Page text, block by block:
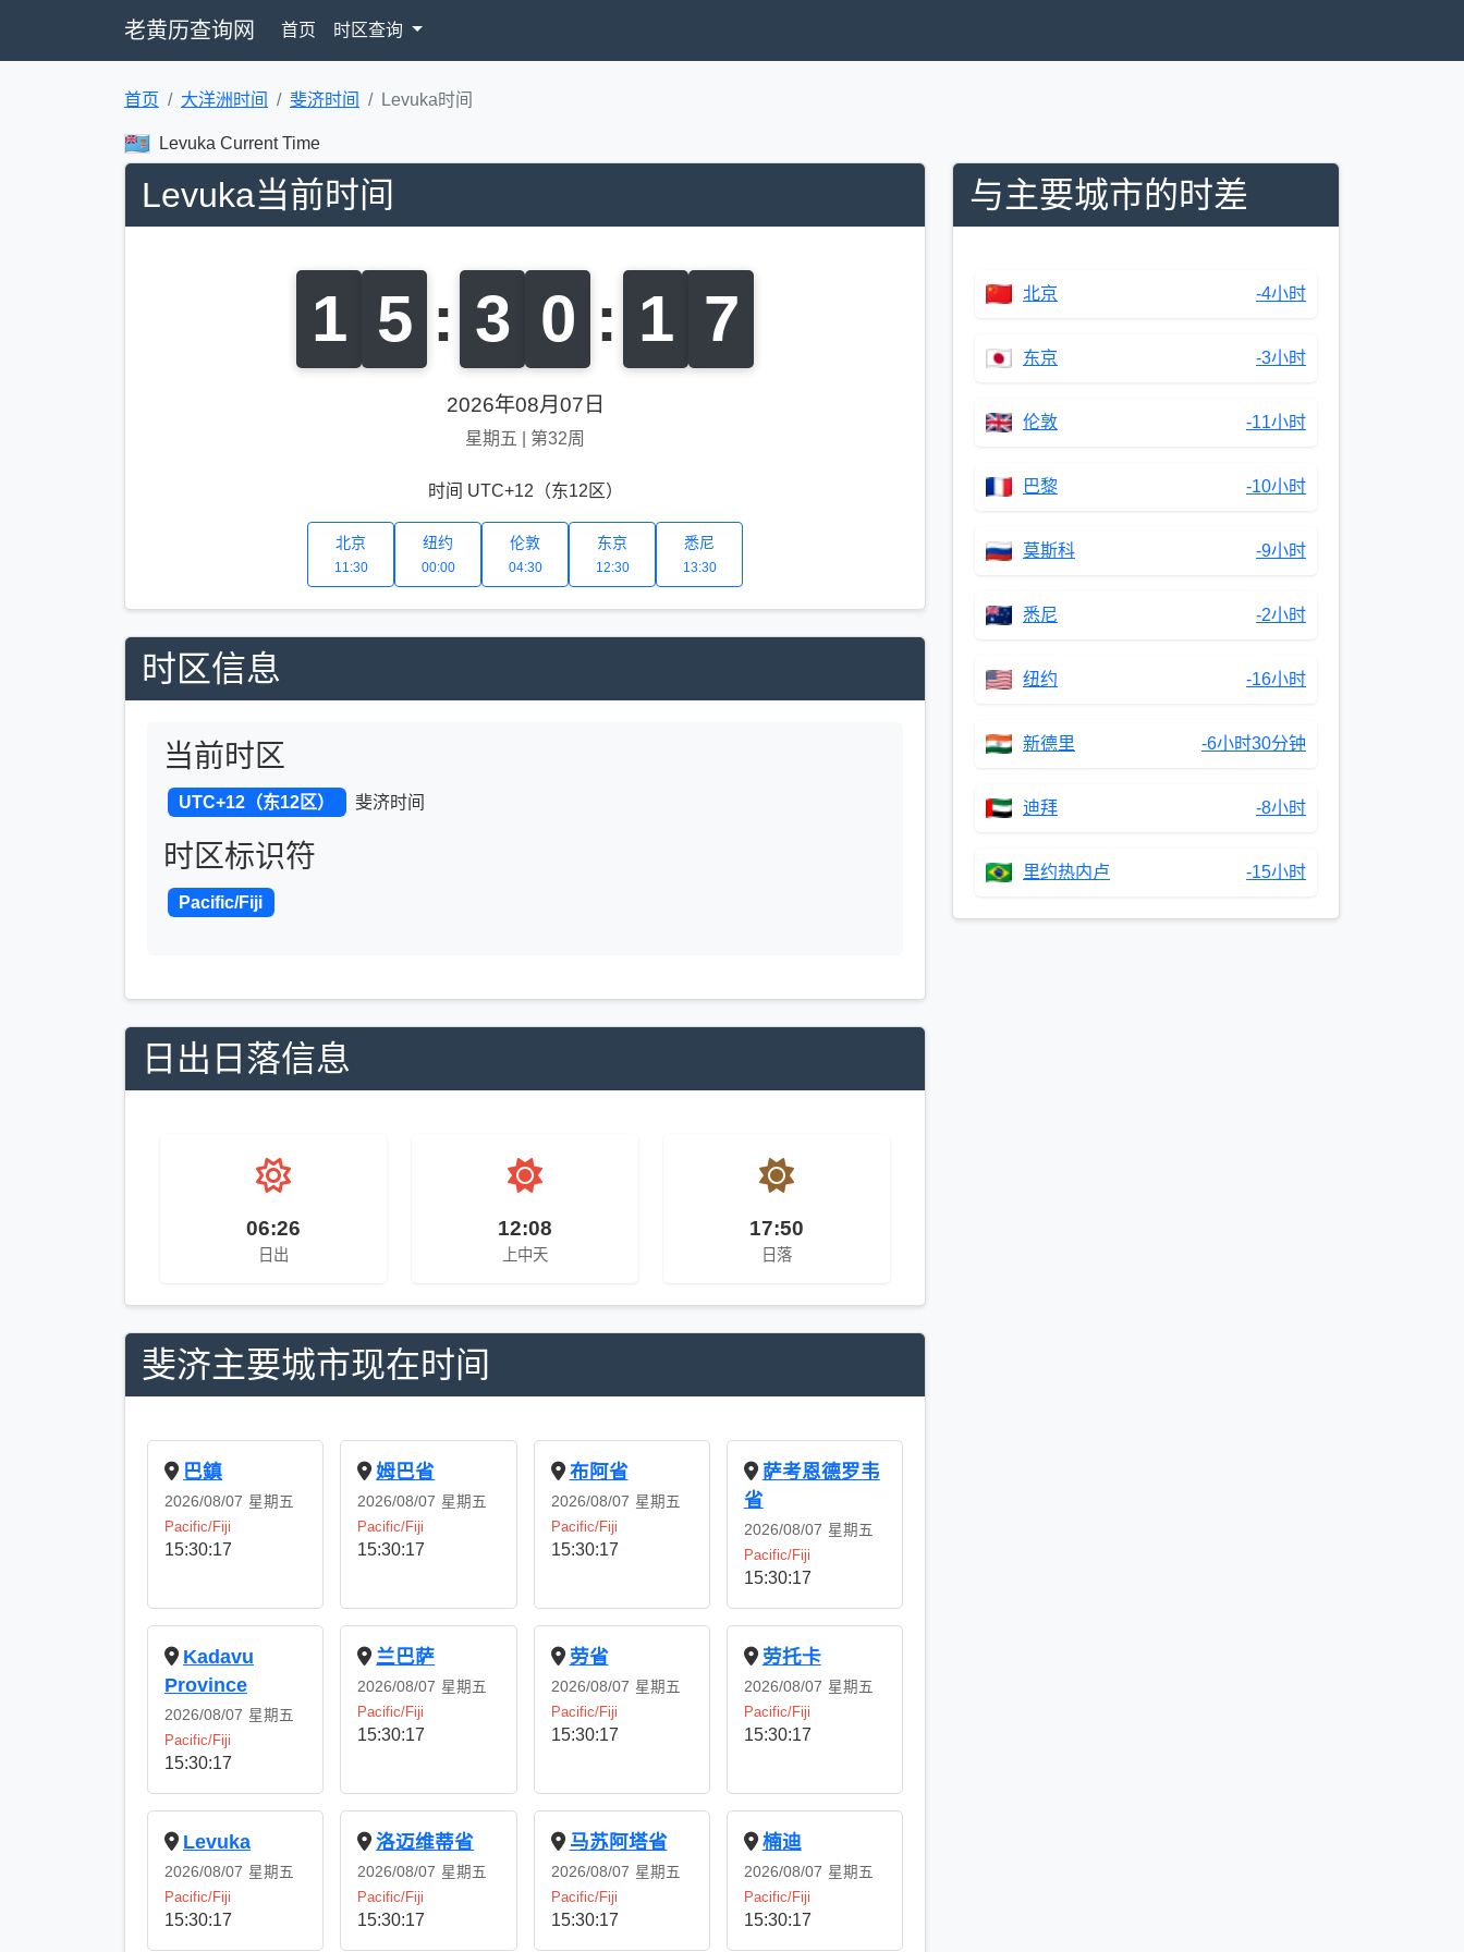
老黄历查询网 首页 时区查询
首页 大洋洲时间 斐济时间 Levuka时间
Levuka Current Time
Levuka当前时间
1 5 : 3 0 : 1 8
2026年08月07日
星期五 第32周
时间 UTC+12（东12区）
北京
11:30
纽约
00:00
伦敦
04:30
东京
12:30
悉尼
13:30
时区信息
当前时区
UTC+12（东12区） 斐济时间
时区标识符
Pacific/Fiji
日出日落信息
06:26
日出
12:08
上中天
17:50
日落
斐济主要城市现在时间
巴鎮
2026/08/07 星期五
Pacific/Fiji
15:30:18
姆巴省
2026/08/07 星期五
Pacific/Fiji
15:30:18
布阿省
2026/08/07 星期五
Pacific/Fiji
15:30:18
萨考恩德罗韦
省
2026/08/07 星期五
Pacific/Fiji
15:30:18
Kadavu
Province
2026/08/07 星期五
Pacific/Fiji
15:30:18
兰巴萨
2026/08/07 星期五
Pacific/Fiji
15:30:18
劳省
2026/08/07 星期五
Pacific/Fiji
15:30:18
劳托卡
2026/08/07 星期五
Pacific/Fiji
15:30:18
Levuka
2026/08/07 星期五
Pacific/Fiji
15:30:18
洛迈维蒂省
2026/08/07 星期五
Pacific/Fiji
15:30:18
马苏阿塔省
2026/08/07 星期五
Pacific/Fiji
15:30:18
楠迪
2026/08/07 星期五
Pacific/Fiji
15:30:18
与主要城市的时差
北京 -4小时
东京 -3小时
伦敦 -11小时
巴黎 -10小时
莫斯科 -9小时
悉尼 -2小时
纽约 -16小时
新德里 -6小时30分钟
迪拜 -8小时
里约热内卢 -15小时